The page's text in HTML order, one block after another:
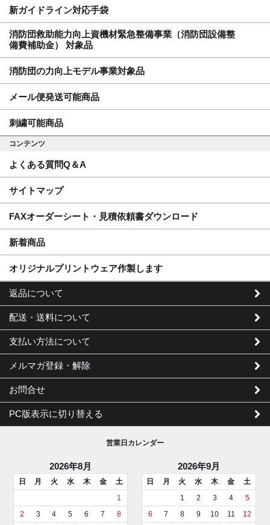
新ガイドライン対応手袋
消防団救助能力向上資機材緊急整備事業（消防団設備整
備費補助金） 対象品
消防団の力向上モデル事業対象品
メール便発送可能商品
刺繍可能商品
コンテンツ
よくある質問Q＆A
サイトマップ
FAXオーダーシート・見積依頼書ダウンロード
新着商品
オリジナルプリントウェア作製します
返品について
配送・送料について
支払い方法について
メルマガ登録・解除
お問合せ
PC版表示に切り替える
営業日カレンダー
2026年8月
日 月 火 水 木 金
土
1
2
3 4 5 6 7
8
2026年9月
日 月 火 水 木 金
土
1
2 3 4
5
6
7 8 9 10 11
12